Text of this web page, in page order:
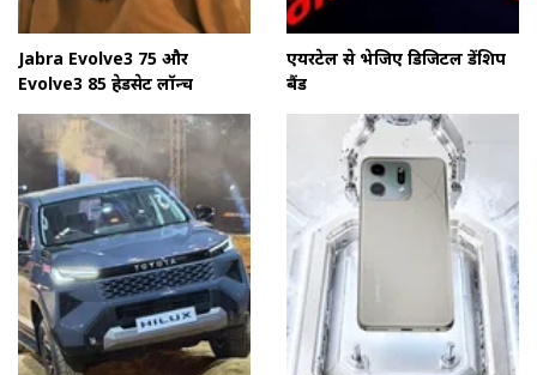
Jabra Evolve3 75 और
Evolve3 85 हेडसेट लॉन्च
एयरटेल से भेजिए डिजिटल फ्रेंडशिप
बैंड